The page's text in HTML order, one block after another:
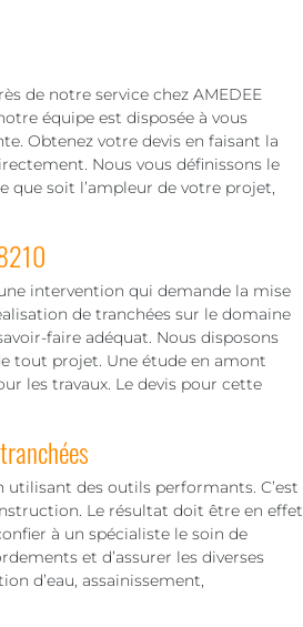
de notre service chez AMEDEE
équipe est disposée à vous
Obtenez votre devis en faisant la
Nous vous définissons le
que soit l’ampleur de votre projet,
intervention qui demande la mise
de tranchées sur le domaine
faire adéquat. Nous disposons
tout projet. Une étude en amont
les travaux. Le devis pour cette
utilisant des outils performants. C’est
Le résultat doit être en effet
à un spécialiste le soin de
et d’assurer les diverses
d’eau, assainissement,